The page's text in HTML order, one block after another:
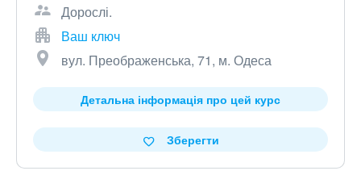
Дорослі.
Ваш ключ
вул. Преображенська, 71, м. Одеса
Детальна інформація про цей курс
Зберегти